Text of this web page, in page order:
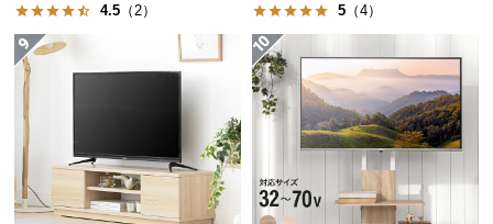
企
業
情
報
4.5 （2）
5 （4）